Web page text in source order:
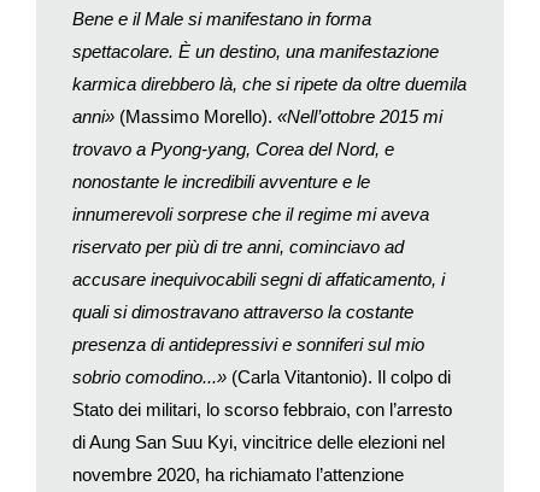
nostro tempo. Un ottimo esempio è quello che sta succedendo
al confine tra gli Stati Uniti e il Messico. Nelle ultime campagne
migranti che cercano di entrare illegalmente negli Stati Uniti. Il
nuovo presidente Biden ha attenuato i divieti introdotti da
Trump e gestito la situazione con più umanità, ma
apparentemente senza cambiare l’orientamento di fondo. Con
l’arrivo dell’estate però i flussi sembrano essersi invertiti e i
turisti americani si sono presentati in massa al confine
messicano. È un bel paradosso: il confine chiuso in una
direzione si spalanca nell’altra e chi si sposta per necessità ha
Teoricamente gli ingressi per turismo sono vietati sin dall’inizio
dell’epidemia ma di fatto si può entrare in Messico senza aver
effettuato un test né la quarantena. Oltre due milioni di
statunitensi ne hanno approfittato varcando il confine proibito
nei primi quattro mesi dell’anno, numeri superiori anche in
Bene e il Male si manifestano in forma
spettacolare. È un destino, una manifestazione
karmica direbbero là, che si ripete da oltre duemila
anni» (Massimo Morello). «Nell’ottobre 2015 mi
trovavo a Pyong-yang, Corea del Nord, e
nonostante le incredibili avventure e le
innumerevoli sorprese che il regime mi aveva
riservato per più di tre anni, cominciavo ad
accusare inequivocabili segni di affaticamento, i
quali si dimostravano attraverso la costante
presenza di antidepressivi e sonniferi sul mio
sobrio comodino...» (Carla Vitantonio). Il colpo di
Stato dei militari, lo scorso febbraio, con l’arresto
di Aung San Suu Kyi, vincitrice delle elezioni nel
novembre 2020, ha richiamato l’attenzione